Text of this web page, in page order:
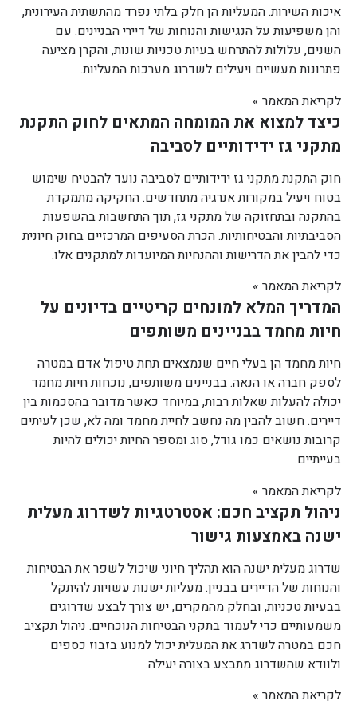
איכות השירות. המעליות הן חלק בלתי נפרד מהתשתית העירונית,
והן משפיעות על הנגישות והנוחות של דיירי הבניינים. עם
השנים, עלולות להתרחש בעיות טכניות שונות, והקרן מציעה
פתרונות מעשיים ויעילים לשדרוג מערכות המעליות.
לקריאת המאמר »
כיצד למצוא את המומחה המתאים לחוק התקנת
מתקני גז ידידותיים לסביבה
חוק התקנת מתקני גז ידידותיים לסביבה נועד להבטיח שימוש
בטוח ויעיל במקורות אנרגיה מתחדשים. החקיקה מתמקדת
בהתקנה ובתחזוקה של מתקני גז, תוך התחשבות בהשפעות
הסביבתיות והבטיחותיות. הכרת הסעיפים המרכזיים בחוק חיונית
כדי להבין את הדרישות וההנחיות המיועדות למתקנים אלו.
לקריאת המאמר »
המדריך המלא למונחים קריטיים בדיונים על
חיות מחמד בבניינים משותפים
חיות מחמד הן בעלי חיים שנמצאים תחת טיפול אדם במטרה
לספק חברה או הנאה. בבניינים משותפים, נוכחות חיות מחמד
יכולה להעלות שאלות רבות, במיוחד כאשר מדובר בהסכמות בין
דיירים. חשוב להבין מה נחשב לחיית מחמד ומה לא, שכן לעיתים
קרובות נושאים כמו גודל, סוג ומספר החיות יכולים להיות
בעייתיים.
לקריאת המאמר »
ניהול תקציב חכם: אסטרטגיות לשדרוג מעלית
ישנה באמצעות גישור
שדרוג מעלית ישנה הוא תהליך חיוני שיכול לשפר את הבטיחות
והנוחות של הדיירים בבניין. מעליות ישנות עשויות להיתקל
בבעיות טכניות, ובחלק מהמקרים, יש צורך לבצע שדרוגים
משמעותיים כדי לעמוד בתקני הבטיחות הנוכחיים. ניהול תקציב
חכם במטרה לשדרג את המעלית יכול למנוע בזבוז כספים
ולוודא שהשדרוג מתבצע בצורה יעילה.
לקריאת המאמר »